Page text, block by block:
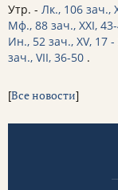
Утр. - Лк., 106 зач.,
Мф., 88 зач., XXI,
Ин., 52 зач., XV, 17 -
зач., VII, 36-50 .
[Все новости]